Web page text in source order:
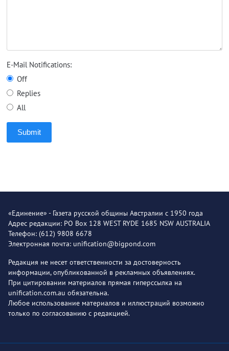
E-Mail Notifications:
Off
Replies
All
Submit
«Единение» - Газета русской общины Австралии с 1950 года
Адрес редакции: PO Box 128 WEST RYDE 1685 NSW AUSTRALIA
Телефон: (612) 9808 6678
Электронная почта: unification@bigpond.com
Редакция не несет ответственности за достоверность
информации, опубликованной в рекламных объявлениях.
При цитировании материалов прямая гиперссылка на
unification.com.au обязательна.
Любое использование материалов и иллюстраций возможно
только по согласованию с редакцией.